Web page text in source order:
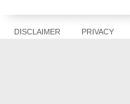
DISCLAIMER PRIVACY